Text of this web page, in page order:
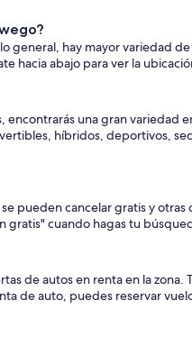
general, hay mayor variedad
hacia abajo para ver la
una gran variedad
híbridos, deportivos,
pueden cancelar gratis y
gratis" cuando hagas tu
de autos en renta en la
de auto, puedes reservar